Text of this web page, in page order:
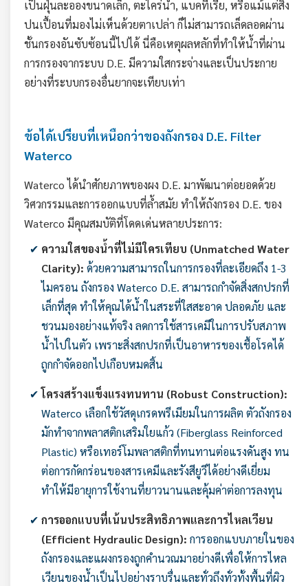
เป็นฝุ่นละอองขนาดเล็ก, ตะไคร่น้ำ, แบคทีเรีย, หรือแม้แต่สิ่ง
ปนเปื้อนที่มองไม่เห็นด้วยตาเปล่า ก็ไม่สามารถเล็ดลอดผ่าน
ชั้นกรองอันซับซ้อนนี้ไปได้ นี่คือเหตุผลหลักที่ทำให้น้ำที่ผ่าน
การกรองจากระบบ D.E. มีความใสกระจ่างและเป็นประกาย
อย่างที่ระบบกรองอื่นยากจะเทียบเท่า
ข้อได้เปรียบที่เหนือกว่าของถังกรอง D.E. Filter
Waterco
Waterco ได้นำศักยภาพของผง D.E. มาพัฒนาต่อยอดด้วย
วิศวกรรมและการออกแบบที่ล้ำสมัย ทำให้ถังกรอง D.E. ของ
Waterco มีคุณสมบัติที่โดดเด่นหลายประการ:
ความใสของน้ำที่ไม่มีใครเทียบ (Unmatched Water
Clarity): ด้วยความสามารถในการกรองที่ละเอียดถึง 1-3
ไมครอน ถังกรอง Waterco D.E. สามารถกำจัดสิ่งสกปรกที่
เล็กที่สุด ทำให้คุณได้น้ำในสระที่ใสสะอาด ปลอดภัย และ
ชวนมองอย่างแท้จริง ลดการใช้สารเคมีในการปรับสภาพ
น้ำไปในตัว เพราะสิ่งสกปรกที่เป็นอาหารของเชื้อโรคได้
ถูกกำจัดออกไปเกือบหมดสิ้น
โครงสร้างแข็งแรงทนทาน (Robust Construction):
Waterco เลือกใช้วัสดุเกรดพรีเมียมในการผลิต ตัวถังกรอง
มักทำจากพลาสติกเสริมใยแก้ว (Fiberglass Reinforced
Plastic) หรือเทอร์โมพลาสติกที่ทนทานต่อแรงดันสูง ทน
ต่อการกัดกร่อนของสารเคมีและรังสียูวีได้อย่างดีเยี่ยม
ทำให้มีอายุการใช้งานที่ยาวนานและคุ้มค่าต่อการลงทุน
การออกแบบที่เน้นประสิทธิภาพและการไหลเวียน
(Efficient Hydraulic Design): การออกแบบภายในของ
ถังกรองและแผงกรองถูกคำนวณมาอย่างดีเพื่อให้การไหล
เวียนของน้ำเป็นไปอย่างราบรื่นและทั่วถึงทั่วทั้งพื้นที่ผิว